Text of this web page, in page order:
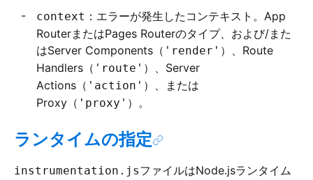
context ：エラーが発生したコンテキスト。App
RouterまたはPages Routerのタイプ、および/また
はServer Components（ 'render' ）、Route
Handlers（ 'route' ）、Server
Actions（ 'action' ）、または
Proxy（ 'proxy' ）。
ランタイムの指定
instrumentation.jsファイルはNode.jsランタイム